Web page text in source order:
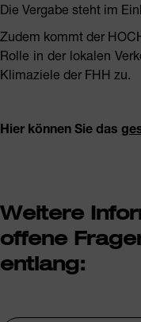
Die Vergabe steht im
Zudem kommt der
Rolle in der lokalen
Klimaziele der FHH zu.
Hier können Sie das
Weitere
offene
entlang: